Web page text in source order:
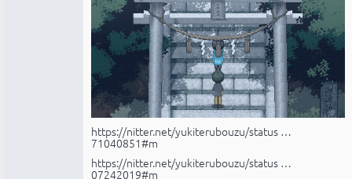
https://nitter.net/yukiterubouzu/status …
71040851#m
https://nitter.net/yukiterubouzu/status …
07242019#m